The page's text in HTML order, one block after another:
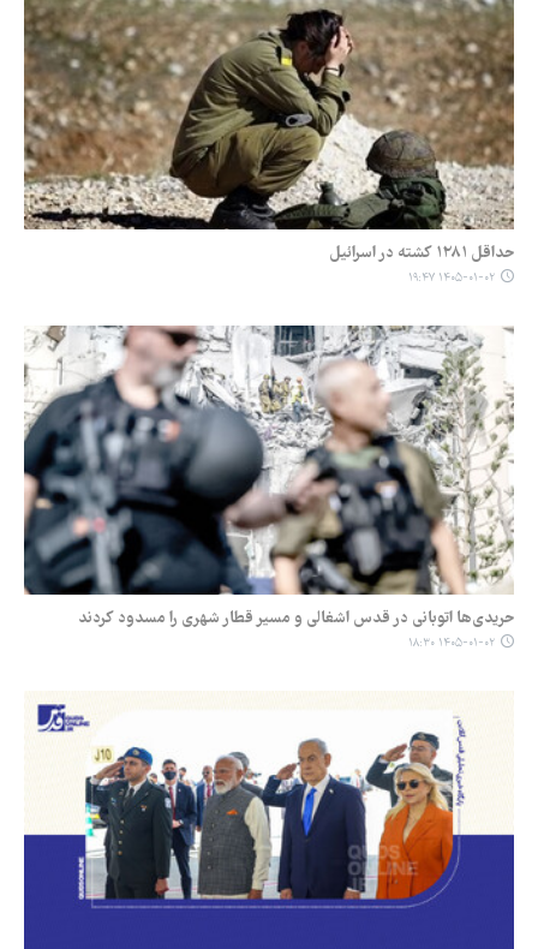
حداقل ۱۲۸۱ کشته در اسرائیل
۱۴۰۵-۰۱-۰۲ ۱۹:۴۷
حریدی‌ها اتوبانی در قدس اشغالی و مسیر قطار شهری را مسدود کردند
۱۴۰۵-۰۱-۰۲ ۱۸:۳۰